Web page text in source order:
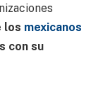
los mexicanos
con su